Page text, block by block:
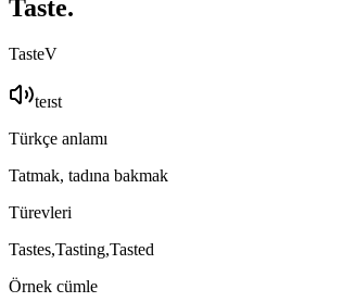
Taste.
TasteV
teɪst
Türkçe anlamı
Tatmak, tadına bakmak
Türevleri
Tastes,Tasting,Tasted
Örnek cümle